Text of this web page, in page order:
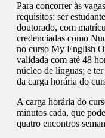
Para concorrer às
requisitos: ser
doutorado, com
credenciadas como
no curso My English
validada com até 48
núcleo de línguas; e
da carga horária do
A carga horária do
minutos cada, que
quatro encontros